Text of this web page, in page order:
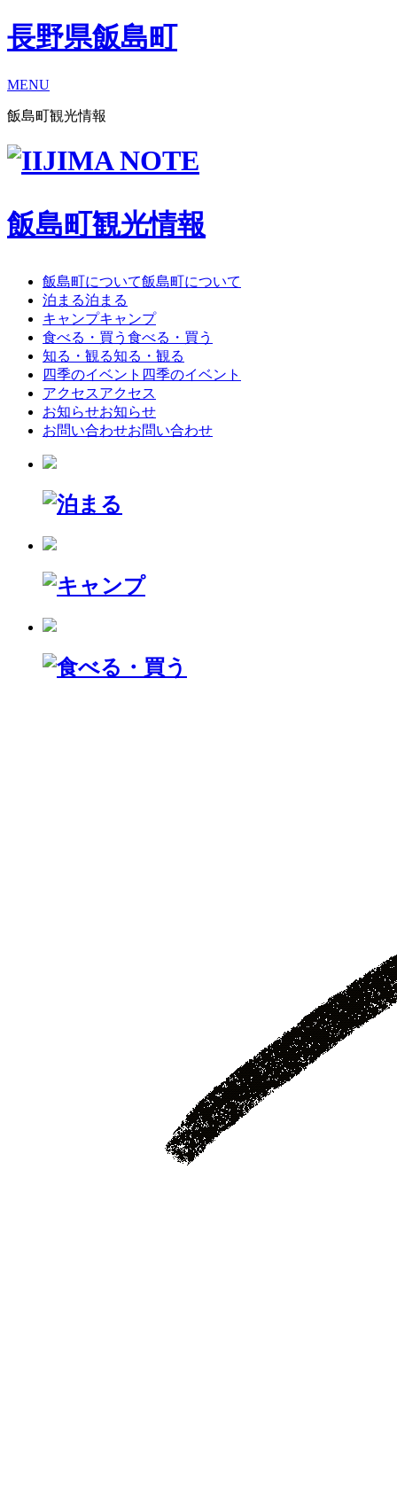
長野県飯島町
MENU
飯島町観光情報
飯島町観光情報
飯島町について飯島町について
泊まる泊まる
キャンプキャンプ
食べる・買う 食べる・買う
知る・観る知る・観る
四季のイベント 四季のイベント
アクセスアクセス
お知らせお知らせ
お問い合わせお問い合わせ